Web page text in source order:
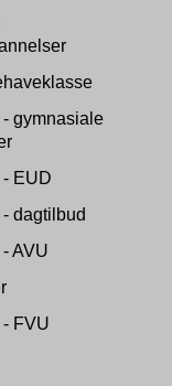
gymnasiale
EUD
dagtilbud
AVU
FVU